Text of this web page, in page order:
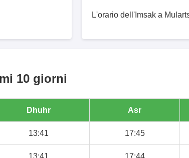
L'orario dell'Imsak a
10 giorni
Dhuhr Asr
13:41 17:45
13:41 17:44